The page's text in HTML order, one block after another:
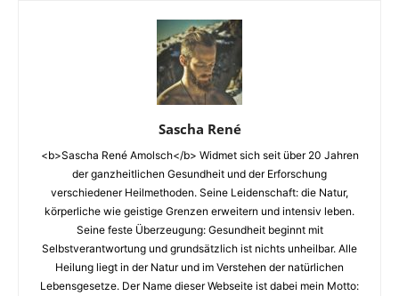
Sascha René
<b>Sascha René Amolsch</b> Widmet sich seit über 20 Jahren
der ganzheitlichen Gesundheit und der Erforschung
verschiedener Heilmethoden. Seine Leidenschaft: die Natur,
körperliche wie geistige Grenzen erweitern und intensiv leben.
Seine feste Überzeugung: Gesundheit beginnt mit
Selbstverantwortung und grundsätzlich ist nichts unheilbar. Alle
Heilung liegt in der Natur und im Verstehen der natürlichen
Lebensgesetze. Der Name dieser Webseite ist dabei mein Motto: